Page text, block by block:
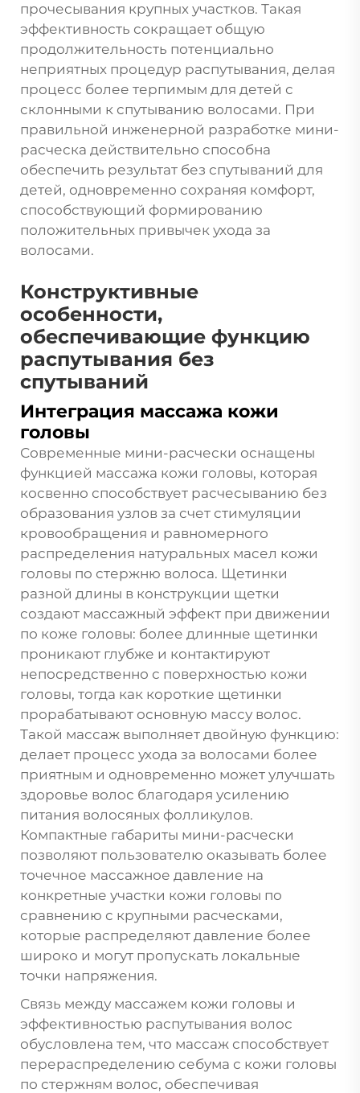
прочесывания крупных участков. Такая
эффективность сокращает общую
продолжительность потенциально
неприятных процедур распутывания, делая
процесс более терпимым для детей с
склонными к спутыванию волосами. При
правильной инженерной разработке мини-
расческа действительно способна
обеспечить результат без спутываний для
детей, одновременно сохраняя комфорт,
способствующий формированию
положительных привычек ухода за
волосами.
Конструктивные
особенности,
обеспечивающие функцию
распутывания без
спутываний
Интеграция массажа кожи
головы
Современные мини-расчески оснащены
функцией массажа кожи головы, которая
косвенно способствует расчесыванию без
образования узлов за счет стимуляции
кровообращения и равномерного
распределения натуральных масел кожи
головы по стержню волоса. Щетинки
разной длины в конструкции щетки
создают массажный эффект при движении
по коже головы: более длинные щетинки
проникают глубже и контактируют
непосредственно с поверхностью кожи
головы, тогда как короткие щетинки
прорабатывают основную массу волос.
Такой массаж выполняет двойную функцию:
делает процесс ухода за волосами более
приятным и одновременно может улучшать
здоровье волос благодаря усилению
питания волосяных фолликулов.
Компактные габариты мини-расчески
позволяют пользователю оказывать более
точечное массажное давление на
конкретные участки кожи головы по
сравнению с крупными расческами,
которые распределяют давление более
широко и могут пропускать локальные
точки напряжения.
Связь между массажем кожи головы и
эффективностью распутывания волос
обусловлена тем, что массаж способствует
перераспределению себума с кожи головы
по стержням волос, обеспечивая